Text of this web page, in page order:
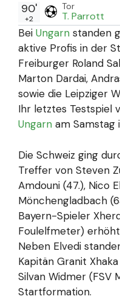
Tor
T. Parrott
90'
+2
Bei Ungarn standen
aktive Profis in der
Freiburger Roland
Marton Dardai,
sowie die Leipziger
Ihr letztes Testspiel
Ungarn am Samstag
Die Schweiz ging
Treffer von Steven
Amdouni (47.), Nico
Mönchengladbach
Bayern-Spieler
Foulelfmeter)
Neben Elvedi
Kapitän Granit
Silvan Widmer (FSV
Startformation.